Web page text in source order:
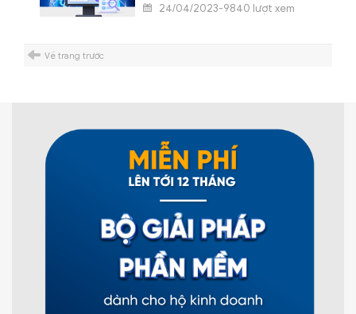
24/04/2023-9840 lượt xem
Về trang trước